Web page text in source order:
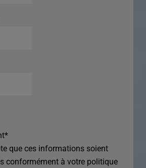
*
que ces informations soient
conformément à votre politique